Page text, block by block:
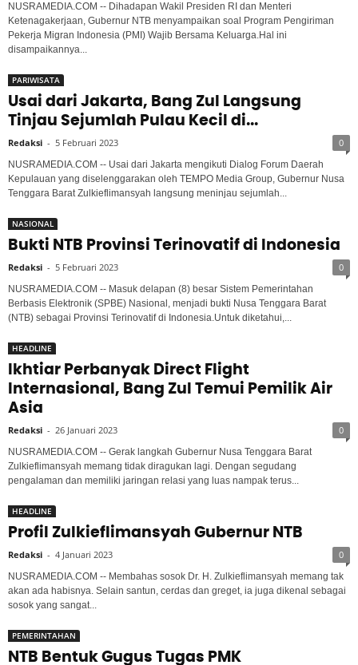
NUSRAMEDIA.COM -- Dihadapan Wakil Presiden RI dan Menteri
Ketenagakerjaan, Gubernur NTB menyampaikan soal Program Pengiriman
Pekerja Migran Indonesia (PMI) Wajib Bersama Keluarga.Hal ini
disampaikannya...
PARIWISATA
Usai dari Jakarta, Bang Zul Langsung
Tinjau Sejumlah Pulau Kecil di...
Redaksi - 5 Februari 2023 0
NUSRAMEDIA.COM -- Usai dari Jakarta mengikuti Dialog Forum Daerah
Kepulauan yang diselenggarakan oleh TEMPO Media Group, Gubernur Nusa
Tenggara Barat Zulkieflimansyah langsung meninjau sejumlah...
NASIONAL
Bukti NTB Provinsi Terinovatif di Indonesia
Redaksi - 5 Februari 2023 0
NUSRAMEDIA.COM -- Masuk delapan (8) besar Sistem Pemerintahan
Berbasis Elektronik (SPBE) Nasional, menjadi bukti Nusa Tenggara Barat
(NTB) sebagai Provinsi Terinovatif di Indonesia.Untuk diketahui,...
HEADLINE
Ikhtiar Perbanyak Direct Flight
Internasional, Bang Zul Temui Pemilik Air
Asia
Redaksi - 26 Januari 2023 0
NUSRAMEDIA.COM -- Gerak langkah Gubernur Nusa Tenggara Barat
Zulkieflimansyah memang tidak diragukan lagi. Dengan segudang
pengalaman dan memiliki jaringan relasi yang luas nampak terus...
HEADLINE
Profil Zulkieflimansyah Gubernur NTB
Redaksi - 4 Januari 2023 0
NUSRAMEDIA.COM -- Membahas sosok Dr. H. Zulkieflimansyah memang tak
akan ada habisnya. Selain santun, cerdas dan greget, ia juga dikenal sebagai
sosok yang sangat...
PEMERINTAHAN
NTB Bentuk Gugus Tugas PMK